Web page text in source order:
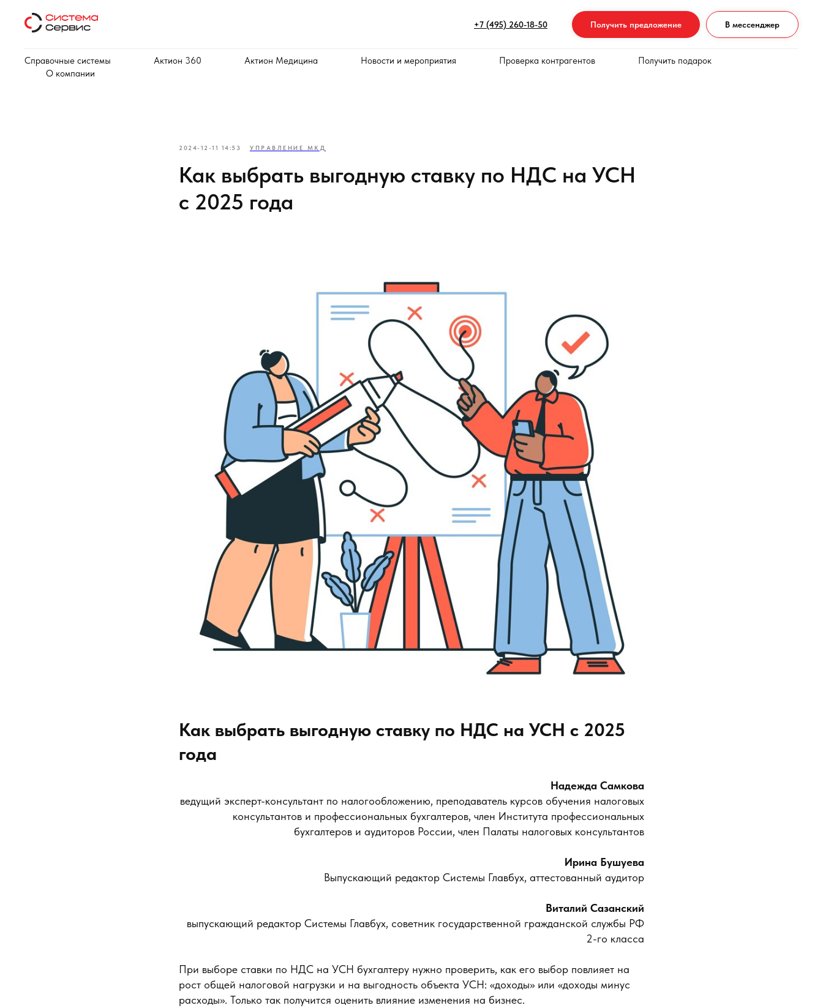
+7 (495) 260-18-50 Получить предложение В мессенджер
Справочные системы Актион 360 Актион Медицина Новости и мероприятия Проверка контрагентов
Получить подарок
О компании
2024-12-11 14:53 УПРАВЛЕНИЕ МКД
Как выбрать выгодную ставку по НДС на УСН
с 2025 года
Как выбрать выгодную ставку по НДС на УСН с 2025
года
Надежда Самкова
ведущий эксперт-консультант по налогообложению, преподаватель курсов обучения налоговых
консультантов и профессиональных бухгалтеров, член Института профессиональных
бухгалтеров и аудиторов России, член Палаты налоговых консультантов
Ирина Бушуева
Выпускающий редактор Системы Главбух, аттестованный аудитор
Виталий Сазанский
выпускающий редактор Системы Главбух, советник государственной гражданской службы РФ
2-го класса
При выборе ставки по НДС на УСН бухгалтеру нужно проверить, как его выбор повлияет на
рост общей налоговой нагрузки и на выгодность объекта УСН: «доходы» или «доходы минус
расходы». Только так получится оценить влияние изменения на бизнес.